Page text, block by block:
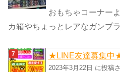
おもちゃコーナー
カ箱やちょっとレアなガンプ
★LINE友達募集中
2023年3月22日 に投稿